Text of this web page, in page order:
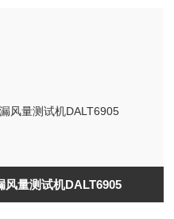
风量测试机DALT6905